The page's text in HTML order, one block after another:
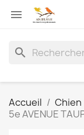

search
Accueil Chien
5e AVENUE